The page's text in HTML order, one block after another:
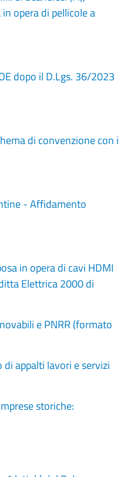
opera di pellicole a
dopo il D.Lgs. 36/2023
di convenzione con i
- Affidamento
in opera di cavi HDMI
Elettrica 2000 di
e PNRR (formato
appalti lavori e servizi
storiche: